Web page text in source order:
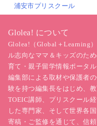
浦安市プリスクール
Glolea! について
Glolea!（Global＋Learning
ル志向なママ＆キッズのた
育て・親子留学情報ポータ
編集部による取材や保護者
験を持つ編集長をはじめ、
TOEIC講師、プリスクール
した専門家、そして世界各
寄稿・ご監修を通じて、信